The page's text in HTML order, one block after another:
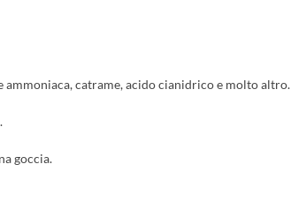
ammoniaca, catrame, acido cianidrico e molto altro.
goccia.